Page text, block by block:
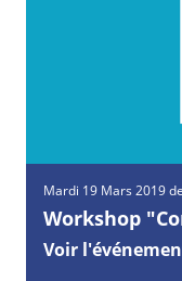
Mardi 19 Mars 2019
Workshop
Voir